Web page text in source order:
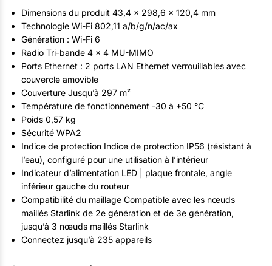
Dimensions du produit 43,4 x 298,6 x 120,4 mm
Technologie Wi-Fi 802,11 a/b/g/n/ac/ax
Génération : Wi-Fi 6
Radio Tri-bande 4 x 4 MU-MIMO
Ports Ethernet : 2 ports LAN Ethernet verrouillables avec
couvercle amovible
Couverture Jusqu’à 297 m²
Température de fonctionnement -30 à +50 °C
Poids 0,57 kg
Sécurité WPA2
Indice de protection Indice de protection IP56 (résistant à
l’eau), configuré pour une utilisation à l’intérieur
Indicateur d’alimentation LED | plaque frontale, angle
inférieur gauche du routeur
Compatibilité du maillage Compatible avec les nœuds
maillés Starlink de 2e génération et de 3e génération,
jusqu’à 3 nœuds maillés Starlink
Connectez jusqu’à 235 appareils